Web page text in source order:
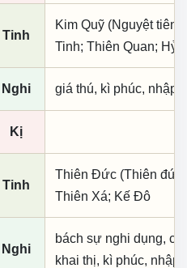
Tinh
Kim Quỹ (Nguyệt tiên,
Tinh; Thiên Quan; Hỷ
Nghi giá thú, kì phúc, nhập
Kị
Tinh
Thiên Đức (Thiên
Thiên Xá; Kế Đô
Nghi
bách sự nghi dụng,
khai thị, kì phúc, nhập